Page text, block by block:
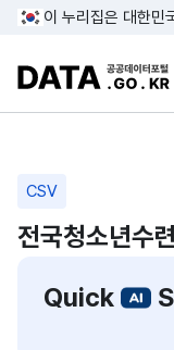
이 누리집은 대한민
CSV
전국청소년수
Quick